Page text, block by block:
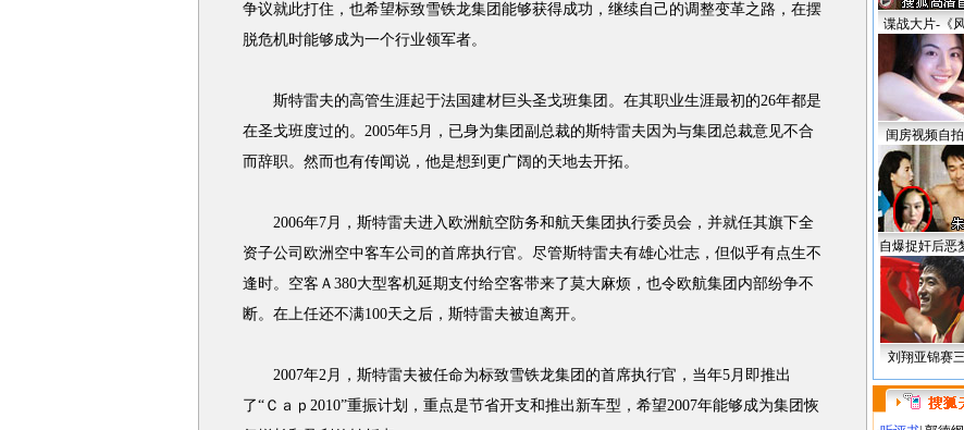
争议就此打住，也希望标致雪铁龙集团能够获得成功，继续自己的调整变革之路，在摆
脱危机时能够成为一个行业领军者。
斯特雷夫的高管生涯起于法国建材巨头圣戈班集团。在其职业生涯最初的26年都是
在圣戈班度过的。2005年5月，已身为集团副总裁的斯特雷夫因为与集团总裁意见不合
而辞职。然而也有传闻说，他是想到更广阔的天地去开拓。
2006年7月，斯特雷夫进入欧洲航空防务和航天集团执行委员会，并就任其旗下全
资子公司欧洲空中客车公司的首席执行官。尽管斯特雷夫有雄心壮志，但似乎有点生不
逢时。空客Ａ380大型客机延期支付给空客带来了莫大麻烦，也令欧航集团内部纷争不
断。在上任还不满100天之后，斯特雷夫被迫离开。
2007年2月，斯特雷夫被任命为标致雪铁龙集团的首席执行官，当年5月即推出
了“Ｃａｐ2010”重振计划，重点是节省开支和推出新车型，希望2007年能够成为集团恢
谍战大片-《风
闺房视频自
自爆捉奸后恶
刘翔亚锦赛